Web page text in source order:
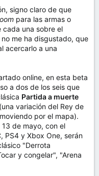
signo claro de que
para las armas o
cada una sobre el
me ha disgustado, que
acercarlo a una
online, en esta beta
a dos de los seis que
Partida a muerte
(una variación del Rey de
por el mapa).
de mayo, con el
PS4 y Xbox One, serán
"Derrota
y congelar", "Arena